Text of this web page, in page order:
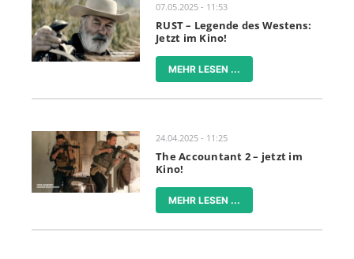
07.05.2025 - 11:53
RUST – Legende des Westens:
Jetzt im Kino!
MEHR LESEN ...
24.04.2025 - 11:25
The Accountant 2 – jetzt im
Kino!
MEHR LESEN ...